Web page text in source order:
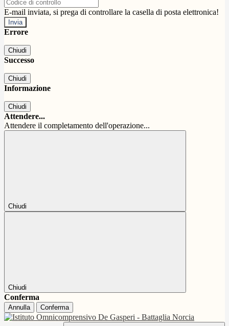
E-mail inviata, si prega di controllare la casella di posta elettronica!
Errore
Chiudi
Successo
Chiudi
Informazione
Chiudi
Attendere...
Attendere il completamento dell'operazione...
Chiudi
Chiudi
Conferma
Annulla Conferma